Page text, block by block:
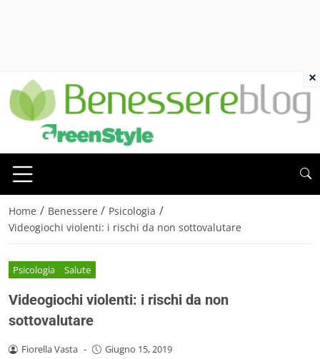
Home / Benessere / Psicologia /
Videogiochi violenti: i rischi da non sottovalutare
Psicologia Salute
Videogiochi violenti: i rischi da non
sottovalutare
Fiorella Vasta - Giugno 15, 2019
×